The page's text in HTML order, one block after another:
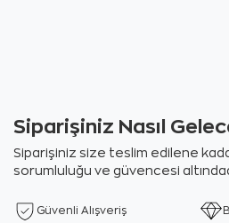
Siparişiniz Nasıl
Siparişiniz size teslim edilene
sorumluluğu ve güvencesi
Güvenli Alışveriş